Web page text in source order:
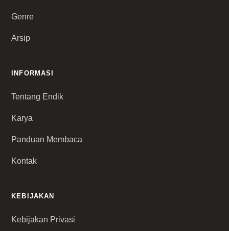
Genre
Arsip
INFORMASI
Tentang Endik
Karya
Panduan Membaca
Kontak
KEBIJAKAN
Kebijakan Privasi